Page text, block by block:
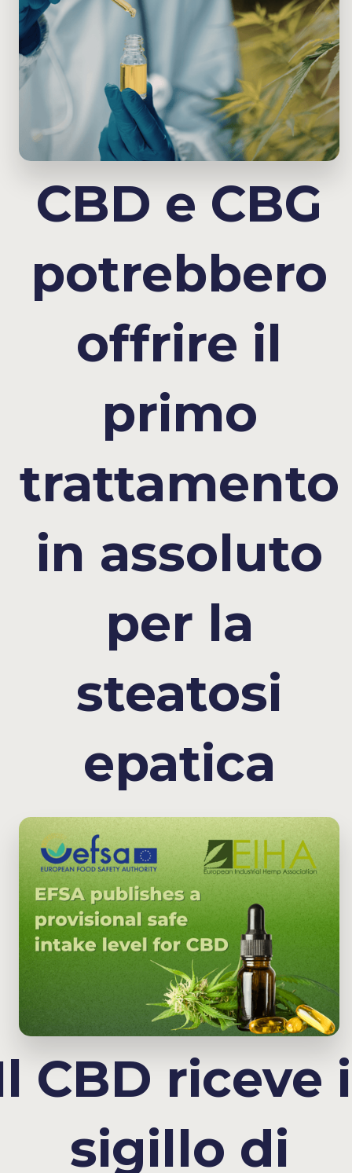
CBD e CBG
potrebbero
offrire il
primo
trattamento
in assoluto
per la
steatosi
epatica
CBD riceve
sigillo di